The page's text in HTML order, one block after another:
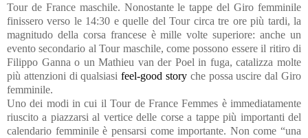
Tour de France maschile. Nonostante le tappe del Giro femminile
finissero verso le 14:30 e quelle del Tour circa tre ore più tardi, la
magnitudo della corsa francese è mille volte superiore: anche un
evento secondario al Tour maschile, come possono essere il ritiro di
Filippo Ganna o un Mathieu van der Poel in fuga, catalizza molte
più attenzioni di qualsiasifeel-good story che possa uscire dal Giro
femminile.
Uno dei modi in cui il Tour de France Femmes è immediatamente
riuscito a piazzarsi al vertice delle corse a tappe più importanti del
calendario femminile è pensarsi come importante. Non come “una